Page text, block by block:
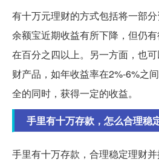
有十万元理财的方式包括将一部
余额宝近期收益有所下降，但仍
在百分之四以上。另一方面，也
财产品，如年收益率在2%-6%之
全的同时，获得一定的收益。
手里有十万存款，怎么合理稳
手里有十万存款，合理稳定理财